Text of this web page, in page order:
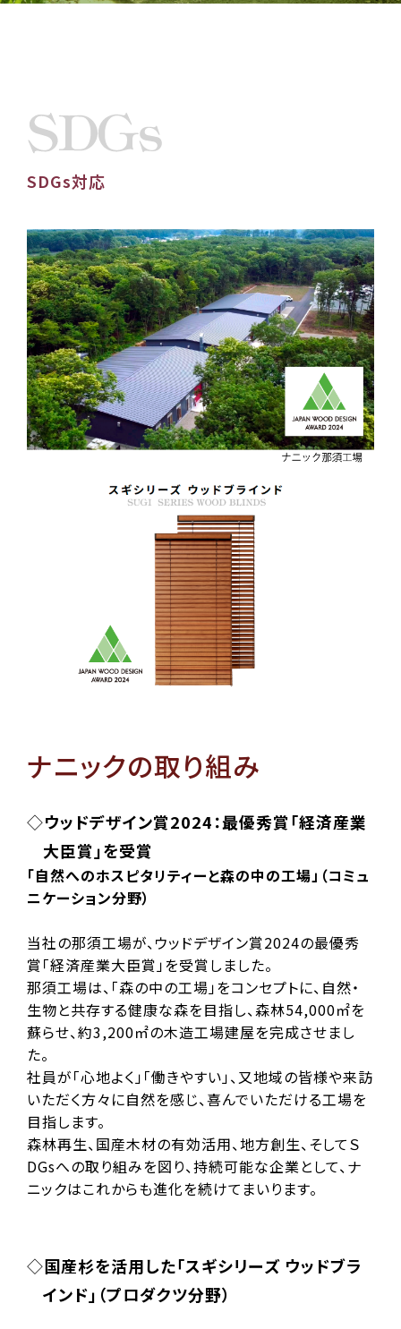
SDGs対応
ナニックの取り組み
ウッドデザイン賞2024：最優秀賞「経済産業
大臣賞」を受賞
「自然へのホスピタリティーと森の中の工場」（コミュ
ニケーション分野）
当社の那須工場が、ウッドデザイン賞2024の最優秀
賞「経済産業大臣賞」を受賞しました。
那須工場は、「森の中の工場」をコンセプトに、自然・
生物と共存する健康な森を目指し、森林54,000㎡を
蘇らせ、約3,200㎡の木造工場建屋を完成させまし
た。
社員が「心地よく」「働きやすい」、又地域の皆様や来訪
いただく方々に自然を感じ、喜んでいただける工場を
目指します。
森林再生、国産木材の有効活用、地方創生、そしてＳ
DGsへの取り組みを図り、持続可能な企業として、ナ
ニックはこれからも進化を続けてまいります。
国産杉を活用した「スギシリーズ ウッドブラ
インド」（プロダクツ分野）